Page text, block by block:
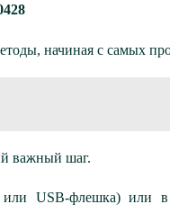
начиная с самых
важный шаг.
или USB-флешка) или